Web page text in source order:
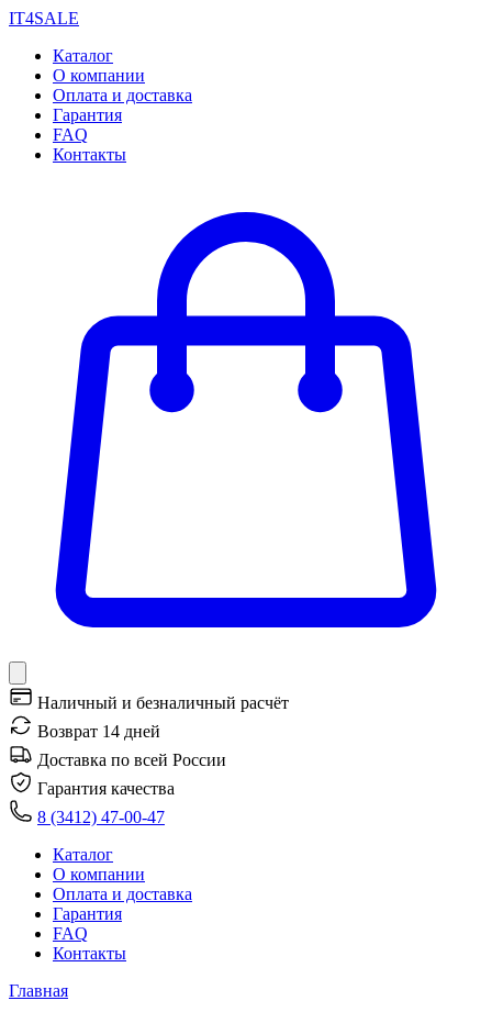
IT4SALE
Каталог
О компании
Оплата и доставка
Гарантия
FAQ
Контакты
Наличный и безналичный расчёт
Возврат 14 дней
Доставка по всей России
Гарантия качества
8 (3412) 47-00-47
Каталог
О компании
Оплата и доставка
Гарантия
FAQ
Контакты
Главная